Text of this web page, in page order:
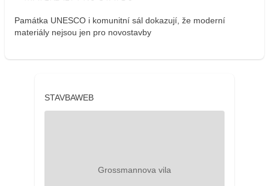
Památka UNESCO i komunitní sál dokazují, že moderní
materiály nejsou jen pro novostavby
STAVBAWEB